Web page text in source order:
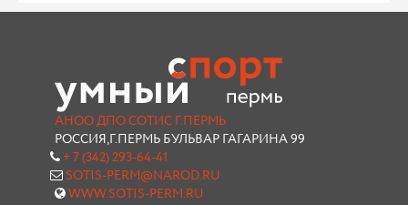
АНОО ДПО СОТИС Г.ПЕРМЬ
РОССИЯ,Г.ПЕРМЬ БУЛЬВАР ГАГАРИНА 99
+ 7 (342) 293-64-41
SOTIS-PERM@NAROD.RU
WWW.SOTIS-PERM.RU